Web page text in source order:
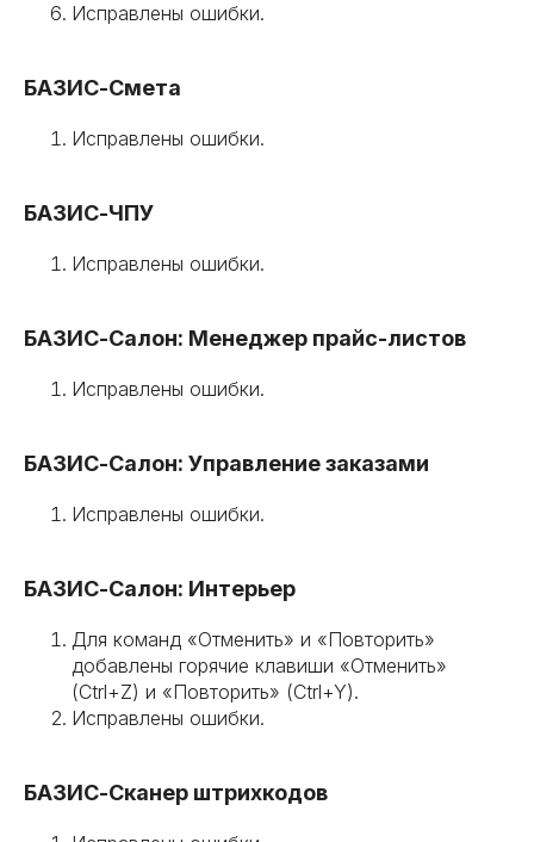
Исправлены ошибки.
БАЗИС-Смета
Исправлены ошибки.
БАЗИС-ЧПУ
Исправлены ошибки.
БАЗИС-Салон: Менеджер прайс-листов
Исправлены ошибки.
БАЗИС-Салон: Управление заказами
Исправлены ошибки.
БАЗИС-Салон: Интерьер
Для команд «Отменить» и «Повторить»
добавлены горячие клавиши «Отменить»
(Ctrl+Z) и «Повторить» (Ctrl+Y).
Исправлены ошибки.
БАЗИС-Сканер штрихкодов